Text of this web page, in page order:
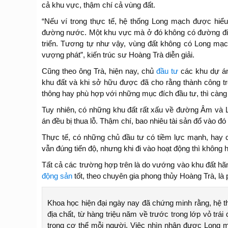
cả khu vực, thậm chí cả vùng đất.
“Nếu ví trong thực tế, hệ thống Long mạch được
đường nước. Một khu vực mà ở đó không có đường
triển. Tương tự như vậy, vùng đất không có Long
vượng phát”, kiến trúc sư Hoàng Trà diễn giải.
Cũng theo ông Trà, hiện nay, chủ đầu tưcác khu dự
khu đất và khi sở hữu được đã cho rằng thành công
thông hay phù hợp với những mục đích đầu tư, thì
Tuy nhiên, có những khu đất rất xấu về đường Âm
án đều bị thua lỗ. Thậm chí, bao nhiêu tài sản đổ vào
Thực tế, có những chủ đầu tư có tiềm lực mạnh,
vẫn đúng tiến độ, nhưng khi đi vào hoạt động thì
Tất cả các trường hợp trên là do vướng vào khu đất
động sản tốt, theo chuyên gia phong thủy Hoàng Trà,
Khoa học hiện đại ngày nay đã chứng minh rằng,
địa chất, từ hàng triệu năm về trước trong lớp vỏ
trong cơ thể mỗi người. Việc nhìn nhận được Long